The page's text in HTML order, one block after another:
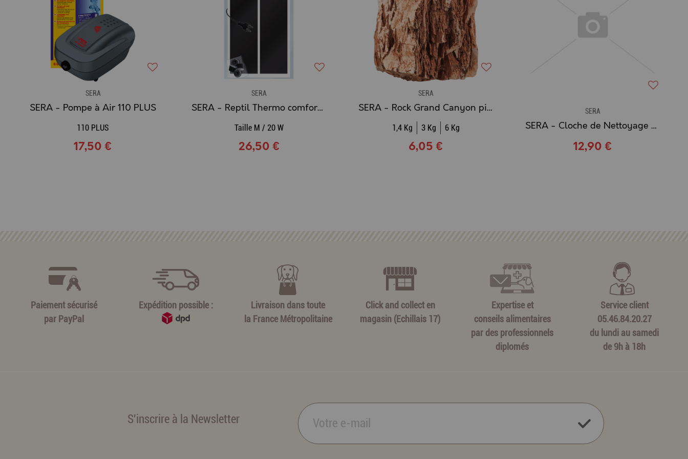
SERA
SERA - Pompe à Air 110 PLUS
110 PLUS
17,50 €
SERA
SERA - Reptil Thermo comfort mat M 20W
Taille M / 20 W
26,50 €
SERA
SERA - Rock Grand Canyon pierre naturelle rouge-brun
1,4 Kg 3 Kg 6 Kg
6,05 €
SERA
SERA - Cloche de Nettoyage Ronde
12,90 €
Paiement sécurisé
par PayPal
Expédition possible :
Livraison dans toute
la France Métropolitaine
Click and collect en
magasin (Echillais 17)
Expertise et
conseils alimentaires
par des professionnels
diplomés
Service client
05.46.84.20.27
du lundi au samedi
de 9h à 18h
S'inscrire à la Newsletter